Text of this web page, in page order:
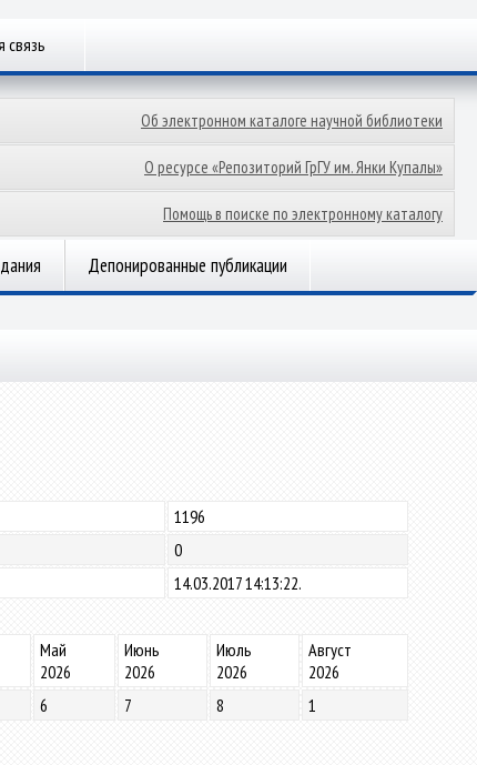
связь
Об электронном каталоге научной библиотеки
О ресурсе «Репозиторий ГрГУ им. Янки Купалы»
Помощь в поиске по электронному каталогу
Депонированные публикации
1196
0
14.03.2017 14:13:22.
Май
2026
Июнь
2026
Июль
2026
Август
2026
6 7 8 1